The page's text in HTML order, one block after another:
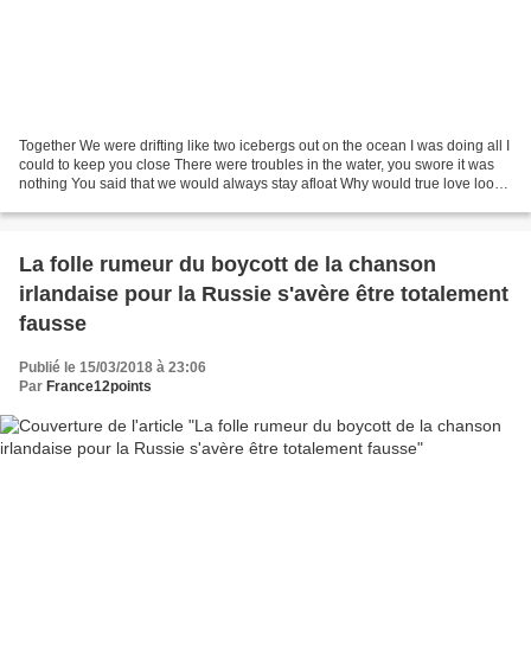
Together We were drifting like two icebergs out on the ocean I was doing all I
could to keep you close There were troubles in the water, you swore it was
nothing You said that we would always stay afloat Why would true love look
La folle rumeur du boycott de la chanson
irlandaise pour la Russie s'avère être totalement
fausse
Publié le 15/03/2018 à 23:06
Par France12points